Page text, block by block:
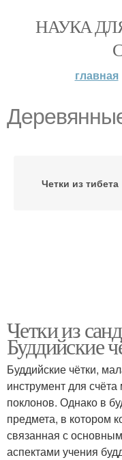
НАУКА
главная
Четки из тибета
Четки из
Буддийские
Буддийские чётки,
инструмент для
поклонов. Однако в
предмета, в котором
связанная с
аспектами учения